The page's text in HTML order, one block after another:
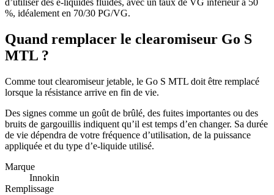
%, idéalement en 70/30 PG/VG.
Quand remplacer le clearomiseur Go S
MTL ?
Comme tout clearomiseur jetable, le Go S MTL doit être remplacé
lorsque la résistance arrive en fin de vie.
Des signes comme un goût de brûlé, des fuites importantes ou des
bruits de gargouillis indiquent qu’il est temps d’en changer. Sa durée
de vie dépendra de votre fréquence d’utilisation, de la puissance
appliquée et du type d’e-liquide utilisé.
Marque
Innokin
Remplissage